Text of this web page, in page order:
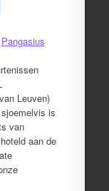
Pangasius
Leuven)
is
van
aan de